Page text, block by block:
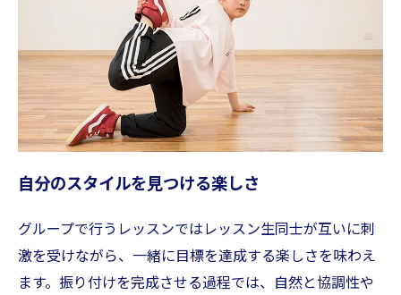
自分のスタイルを見つける楽しさ
グループで行うレッスンではレッスン生同士が互いに刺
激を受けながら、一緒に目標を達成する楽しさを味わえ
ます。振り付けを完成させる過程では、自然と協調性や